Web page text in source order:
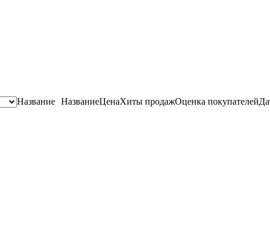
Название НазваниеЦенаХиты продажОценка покупателей